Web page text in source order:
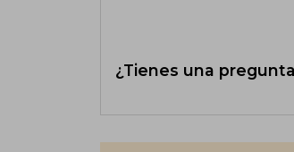
¿Tienes una